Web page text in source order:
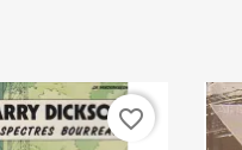
favorite_border